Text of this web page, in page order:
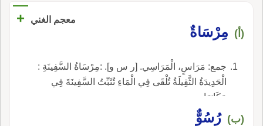
معجم الغني +
(أ) مِرْسَاةٌ
جمع: مَرَاسٍ، الْمَرَاسِي. [ر س و]. :مِرْسَاةُ السَّفِينَةِ :
الْحَدِيدَةُ الثَّقِيلَةُ تُلْقَى فِي الْمَاءِ تُثَبِّتُ السَّفِينَةَ فِي
مَكَانِهَا.
(ب) رُسُوٌّ